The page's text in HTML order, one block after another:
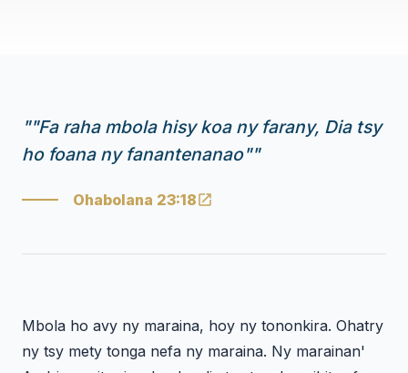
""Fa raha mbola hisy koa ny farany, Dia tsy
ho foana ny fanantenanao""
Ohabolana 23:18
Mbola ho avy ny maraina, hoy ny tononkira. Ohatry
ny tsy mety tonga nefa ny maraina. Ny marainan'